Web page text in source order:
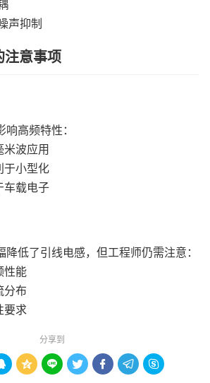
声抑制
注意事项
高频特性：
波应用
于小型化
车载电子
降低了引线电感，但工程师仍需注意：
性能
分布
要求
分享到
     